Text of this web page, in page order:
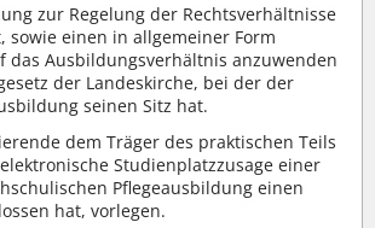
zur Regelung der Rechtsverhältnisse
einen in allgemeiner Form
Ausbildungsverhältnis anzuwenden
der Landeskirche, bei der der
seinen Sitz hat.
dem Träger des praktischen Teils
Studienplatzzusage einer
Pflegeausbildung einen
hat, vorlegen.